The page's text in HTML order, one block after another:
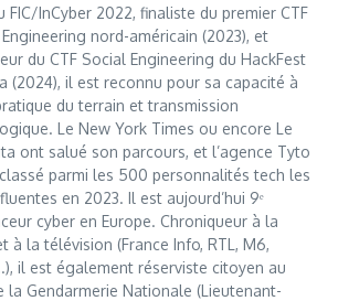
FIC/InCyber 2022, finaliste du premier CTF
nord-américain (2023), et
du CTF Social Engineering du HackFest
(2024), il est reconnu pour sa capacité à
du terrain et transmission
Le New York Times ou encore Le
ont salué son parcours, et l’agence Tyto
classé parmi les 500 personnalités tech les
en 2023. Il est aujourd’hui 9ᵉ
cyber en Europe. Chroniqueur à la
à la télévision (France Info, RTL, M6,
il est également réserviste citoyen au
la Gendarmerie Nationale (Lieutenant-